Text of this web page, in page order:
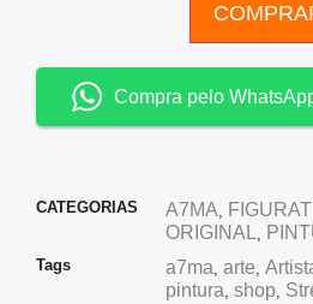
Compra pelo
CATEGORIAS A7MA,
ORIGINAL,
Tags a7ma, arte,
pintura, shop,